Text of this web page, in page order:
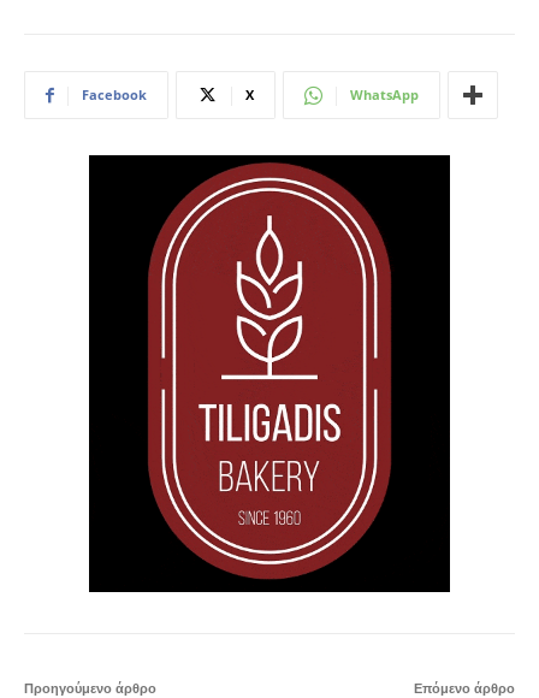
Facebook X WhatsApp
Προηγούμενο άρθρο Επόμενο άρθρο